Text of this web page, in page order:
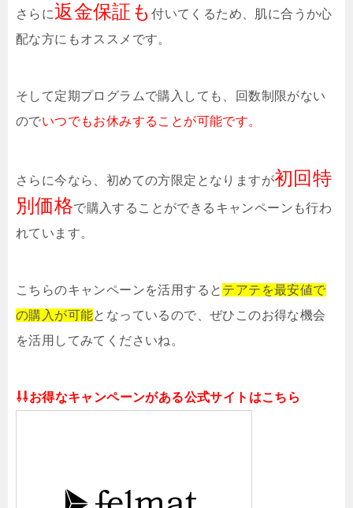
さらに返金保証も付いてくるため、肌に合うか心
配な方にもオススメです。
そして定期プログラムで購入しても、回数制限がない
のでいつでもお休みすることが可能です。
さらに今なら、初めての方限定となりますが初回特
別価格で購入することができるキャンペーンも行わ
れています。
こちらのキャンペーンを活用すると テアテを最安値で
の購入が可能となっているので、ぜひこのお得な機会
を活用してみてくださいね。
⇩⇩お得なキャンペーンがある公式サイトはこちら